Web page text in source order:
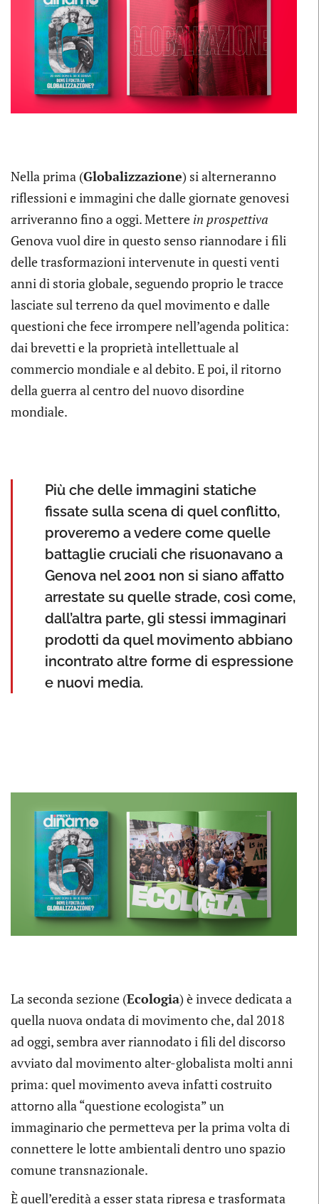
Nella prima (Globalizzazione) si alterneranno
riflessioni e immagini che dalle giornate genovesi
arriveranno fino a oggi. Mettere in prospettiva
Genova vuol dire in questo senso riannodare i fili
delle trasformazioni intervenute in questi venti
anni di storia globale, seguendo proprio le tracce
lasciate sul terreno da quel movimento e dalle
questioni che fece irrompere nell’agenda politica:
dai brevetti e la proprietà intellettuale al
commercio mondiale e al debito. E poi, il ritorno
della guerra al centro del nuovo disordine
mondiale.
Più che delle immagini statiche
fissate sulla scena di quel conflitto,
proveremo a vedere come quelle
battaglie cruciali che risuonavano a
Genova nel 2001 non si siano affatto
arrestate su quelle strade, così come,
dall’altra parte, gli stessi immaginari
prodotti da quel movimento abbiano
incontrato altre forme di espressione
e nuovi media.
La seconda sezione (Ecologia) è invece dedicata a
quella nuova ondata di movimento che, dal 2018
ad oggi, sembra aver riannodato i fili del discorso
avviato dal movimento alter-globalista molti anni
prima: quel movimento aveva infatti costruito
attorno alla “questione ecologista” un
immaginario che permetteva per la prima volta di
connettere le lotte ambientali dentro uno spazio
comune transnazionale.
È quell’eredità a esser stata ripresa e trasformata